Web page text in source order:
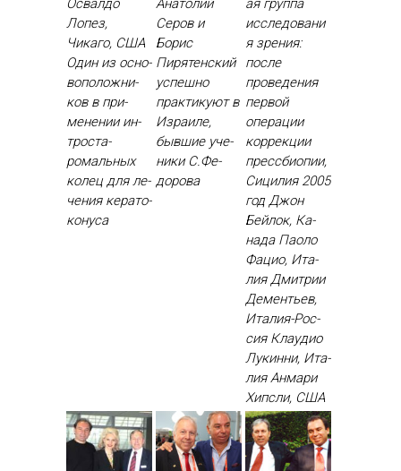
Освалдо
Лопез,
Чикаго, США
Один из ос­но­
вопо­лож­ни­
ков в при­
мене­нии ин­
трос­та­
ромаль­ных
ко­лец для ле­
чения ке­рато­
кону­са
Анатолий
Серов и
Борис
Пирятенский
ус­пешно
прак­ти­ку­ют в
Из­ра­иле,
быв­шие уче­
ники С.Фе­
доро­ва
ая группа
исследовани
я зрения:
после
проведения
первой
операции
коррекции
прессбиопии,
Сицилия 2005
год Джон
Бей­лок, Ка­
нада Па­оло
Фа­цио, Ита­
лия Дмит­рии
Де­менть­ев,
Ита­лия-Рос­
сия Кла­удио
Лу­кин­ни, Ита­
лия Ан­ма­ри
Хип­сли, США